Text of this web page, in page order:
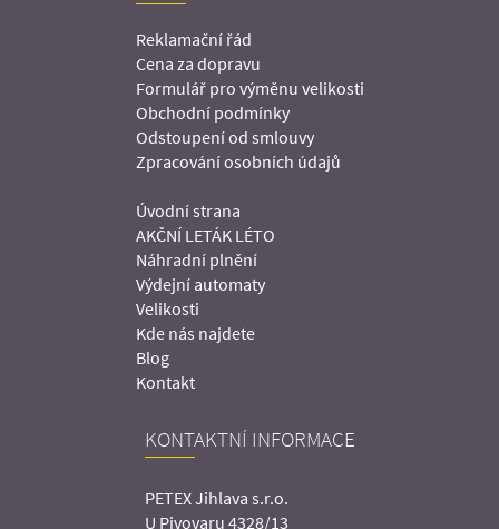
Reklamační řád
Cena za dopravu
Formulář pro výměnu velikosti
Obchodní podmínky
Odstoupení od smlouvy
Zpracování osobních údajů
Úvodní strana
AKČNÍ LETÁK LÉTO
Náhradní plnění
Výdejní automaty
Velikosti
Kde nás najdete
Blog
Kontakt
KONTAKTNÍ INFORMACE
PETEX Jihlava s.r.o.
U Pivovaru 4328/13